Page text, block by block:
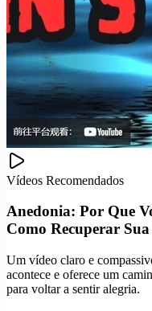
Vídeos Recomendados
Anedonia: Por Que
Como Recuperar
Um vídeo claro e
acontece e oferece um
para voltar a sentir alegria.